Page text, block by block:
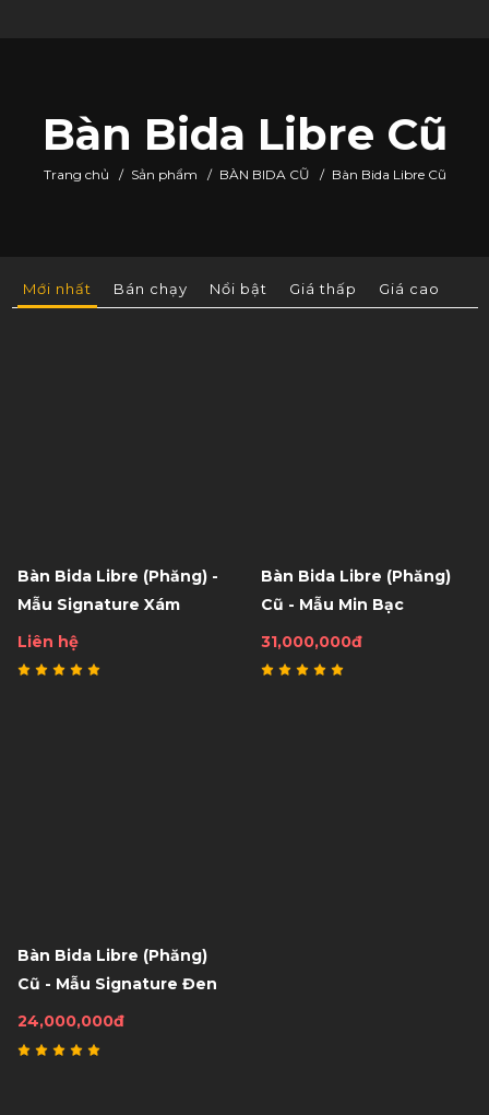
Bàn Bida Libre Cũ
Trang chủ / Sản phẩm / BÀN BIDA CŨ / Bàn Bida Libre Cũ
Mới nhất Bán chạy Nổi bật Giá thấp Giá cao
Bàn Bida Libre (Phăng) -
Mẫu Signature Xám
Liên hệ
Bàn Bida Libre (Phăng)
Cũ - Mẫu Min Bạc
31,000,000đ
Bàn Bida Libre (Phăng)
Cũ - Mẫu Signature Đen
24,000,000đ